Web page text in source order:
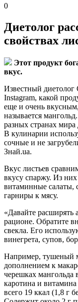
0
Диетолог
свойствах
Этот продукт
вкус.
Известный диетолог
Instagram, какой
еще и очень
называется
разных странах
В кулинарии
сочные и не
Знай.ua.
Вкус листьев
вкусу спаржу. Из
витаминные салаты,
гарниры к мясу.
«Давайте расширять
рационе. Обратите
свекла. Его
винегрета, супов,
Например, тушеный
дополнением к
черешках мангольда
каротина и
всего 19 ккал (1,8 г